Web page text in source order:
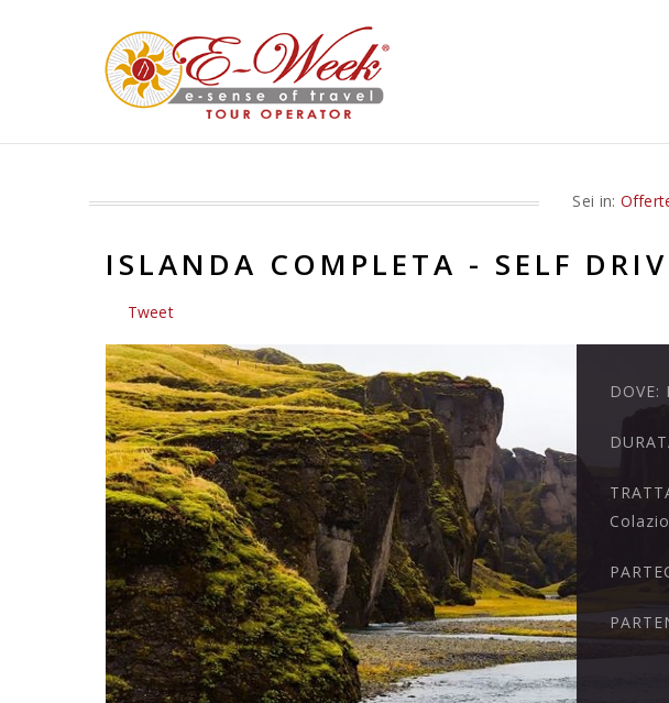
Sei in:
ISLANDA COMPLETA - SELF
Tweet
DOVE: